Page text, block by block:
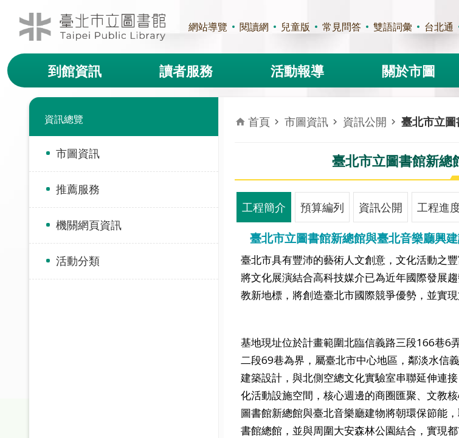
跳到主要內容區塊
網站導覽 閱讀網 兒童版 常見問答 雙語詞彙 台北通
到館資訊 讀者服務 活動報導 關於市圖
資訊總覽
市圖資訊
推薦服務
機關網頁資訊
活動分類
首頁 市圖資訊 資訊公開 臺北市立
臺北市立圖書館新總
工程簡介 預算編列 資訊公開 工程進
臺北市立圖書館新總館與臺北音樂廳興
臺北市具有豐沛的藝術人文創意，文化活動之
將文化展演結合高科技媒介已為近年國際發展
教新地標，將創造臺北市國際競爭優勢，並實
基地現址位於計畫範圍北臨信義路三段166巷6
二段69巷為界，屬臺北市中心地區，鄰淡水信
建築設計，與北側空總文化實驗室串聯延伸連
化活動設施空間，核心週邊的商圈匯聚、文教
圖書館新總館與臺北音樂廳建物將朝環保節能
書館總館，並與周圍大安森林公園結合，實現